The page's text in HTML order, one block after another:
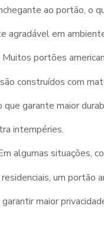
ao portão, o
agradável em
Muitos portões
construídos com
garante maior
intempéries.
algumas situações,
um portão
maior